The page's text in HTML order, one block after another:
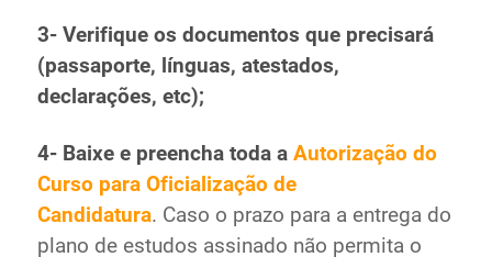
3- Verifique os documentos que precisará
(passaporte, línguas, atestados,
declarações, etc);
4- Baixe e preencha toda a Autorização do
Curso para Oficialização de
Candidatura. Caso o prazo para a entrega do
plano de estudos assinado não permita o